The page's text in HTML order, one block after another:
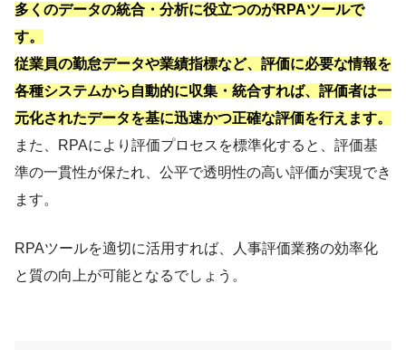
多くのデータの統合・分析に役立つのがRPAツールで
す。
従業員の勤怠データや業績指標など、評価に必要な情報を
各種システムから自動的に収集・統合すれば、評価者は一
元化されたデータを基に迅速かつ正確な評価を行えます。
また、RPAにより評価プロセスを標準化すると、評価基
準の一貫性が保たれ、公平で透明性の高い評価が実現でき
ます。
RPAツールを適切に活用すれば、人事評価業務の効率化
と質の向上が可能となるでしょう。